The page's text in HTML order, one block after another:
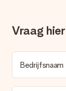
ontvangt deze
deze ook altijd
het echt een
Vraag
Bedrijfsnaam